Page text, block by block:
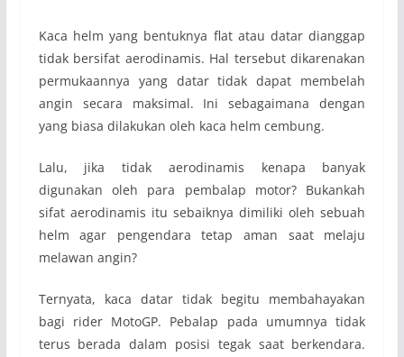
Kaca helm yang bentuknya flat atau datar dianggap
tidak bersifat aerodinamis. Hal tersebut dikarenakan
permukaannya yang datar tidak dapat membelah
angin secara maksimal. Ini sebagaimana dengan
yang biasa dilakukan oleh kaca helm cembung.
Lalu, jika tidak aerodinamis kenapa banyak
digunakan oleh para pembalap motor? Bukankah
sifat aerodinamis itu sebaiknya dimiliki oleh sebuah
helm agar pengendara tetap aman saat melaju
melawan angin?
Ternyata, kaca datar tidak begitu membahayakan
bagi rider MotoGP. Pebalap pada umumnya tidak
terus berada dalam posisi tegak saat berkendara.